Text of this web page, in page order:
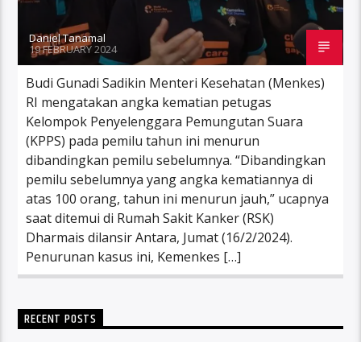
Daniel Tanamal
19 FEBRUARY 2024
Budi Gunadi Sadikin Menteri Kesehatan (Menkes)
RI mengatakan angka kematian petugas
Kelompok Penyelenggara Pemungutan Suara
(KPPS) pada pemilu tahun ini menurun
dibandingkan pemilu sebelumnya. “Dibandingkan
pemilu sebelumnya yang angka kematiannya di
atas 100 orang, tahun ini menurun jauh,” ucapnya
saat ditemui di Rumah Sakit Kanker (RSK)
Dharmais dilansir Antara, Jumat (16/2/2024).
Penurunan kasus ini, Kemenkes […]
RECENT POSTS